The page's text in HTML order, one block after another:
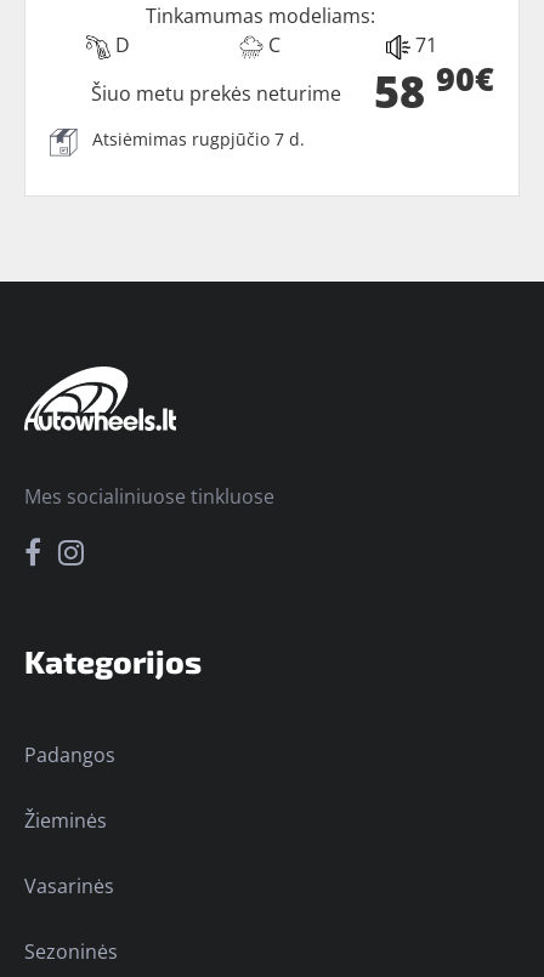
Tinkamumas modeliams:
D
C 71
58 90€
Šiuo metu prekės neturime
Atsiėmimas rugpjūčio 7 d.
Kategorijos
Padangos
Žieminės
Vasarinės
Sezoninės
Mes socialiniuose tinkluose